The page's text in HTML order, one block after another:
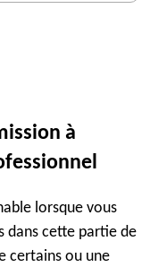
à
lorsque vous
dans cette partie de
certains ou une